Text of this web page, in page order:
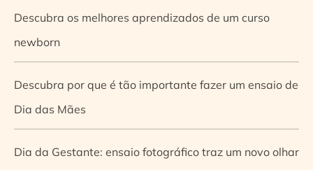
Descubra os melhores aprendizados de um curso
newborn
Descubra por que é tão importante fazer um ensaio de
Dia das Mães
Dia da Gestante: ensaio fotográfico traz um novo olhar